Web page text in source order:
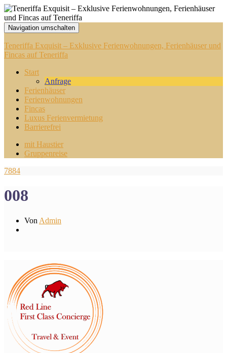
Navigation umschalten
Teneriffa Exquisit – Exklusive Ferienwohnungen, Ferienhäuser und
Fincas auf Teneriffa
Start
Anfrage
Ferienhäuser
Ferienwohnungen
Fincas
Luxus Ferienvermietung
Barrierefrei
mit Haustier
Gruppenreise
7884
008
Von Admin